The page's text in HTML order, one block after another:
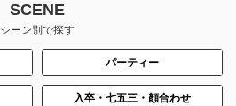
SCENE
シーン別で探す
パーティー
入卒・七五三・顔合わせ